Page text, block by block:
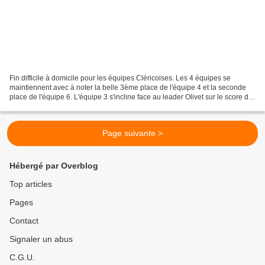
Fin difficile à domicile pour les équipes Cléricoises. Les 4 équipes se
maintiennent avec à noter la belle 3ème place de l'équipe 4 et la seconde
place de l'équipe 6. L'équipe 3 s'incline face au leader Olivet sur le score de
Page suivante >
Hébergé par Overblog
Top articles
Pages
Contact
Signaler un abus
C.G.U.